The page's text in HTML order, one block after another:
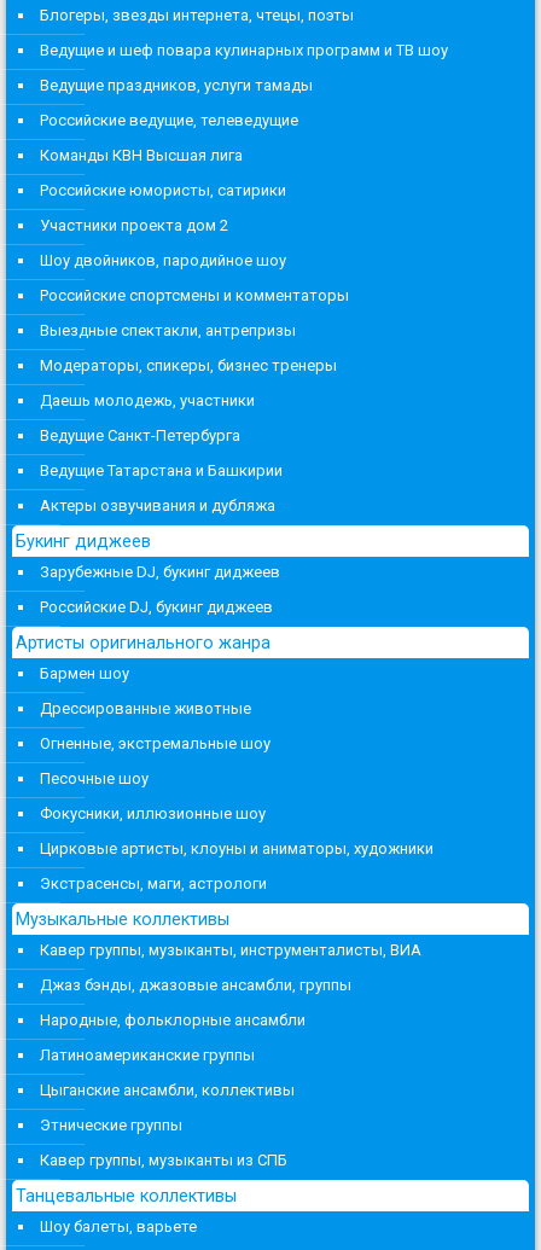
Блогеры, звезды интернета, чтецы, поэты
Ведущие и шеф повара кулинарных программ и ТВ шоу
Ведущие праздников, услуги тамады
Российские ведущие, телеведущие
Команды КВН Высшая лига
Российские юмористы, сатирики
Участники проекта дом 2
Шоу двойников, пародийное шоу
Российские спортсмены и комментаторы
Выездные спектакли, антрепризы
Модераторы, спикеры, бизнес тренеры
Даешь молодежь, участники
Ведущие Санкт-Петербурга
Ведущие Татарстана и Башкирии
Актеры озвучивания и дубляжа
Букинг диджеев
Зарубежные DJ, букинг диджеев
Российские DJ, букинг диджеев
Артисты оригинального жанра
Бармен шоу
Дрессированные животные
Огненные, экстремальные шоу
Песочные шоу
Фокусники, иллюзионные шоу
Цирковые артисты, клоуны и аниматоры, художники
Экстрасенсы, маги, астрологи
Музыкальные коллективы
Кавер группы, музыканты, инструменталисты, ВИА
Джаз бэнды, джазовые ансамбли, группы
Народные, фольклорные ансамбли
Латиноамериканские группы
Цыганские ансамбли, коллективы
Этнические группы
Кавер группы, музыканты из СПБ
Танцевальные коллективы
Шоу балеты, варьете